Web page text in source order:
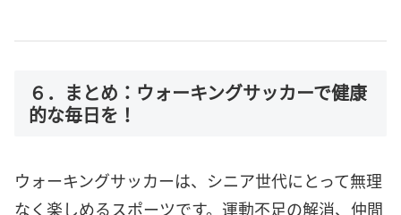
６．まとめ：ウォーキングサッカーで健康
的な毎日を！
ウォーキングサッカーは、シニア世代にとって無理
なく楽しめるスポーツです。運動不足の解消、仲間